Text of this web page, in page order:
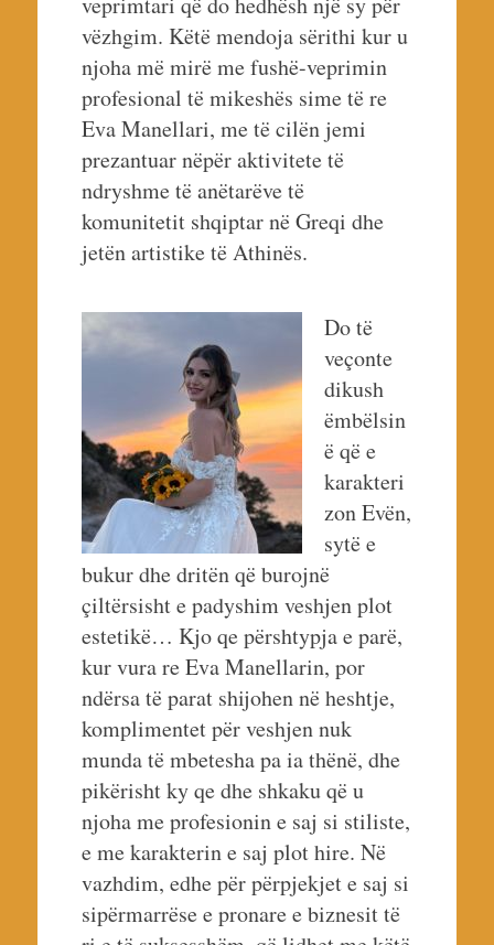
vëzhgim. Këtë mendoja sërithi kur u
njoha më mirë me fushë-veprimin
profesional të mikeshës sime të re
Eva Manellari, me të cilën jemi
prezantuar nëpër aktivitete të
ndryshme të anëtarëve të
komunitetit shqiptar në Greqi dhe
jetën artistike të Athinës.
Do të
veçonte
dikush
ëmbëlsin
ë që e
karakteri
zon Evën,
sytë e
bukur dhe dritën që burojnë
çiltërsisht e padyshim veshjen plot
estetikë… Kjo qe përshtypja e parë,
kur vura re Eva Manellarin, por
ndërsa të parat shijohen në heshtje,
komplimentet për veshjen nuk
munda të mbetesha pa ia thënë, dhe
pikërisht ky qe dhe shkaku që u
njoha me profesionin e saj si stiliste,
e me karakterin e saj plot hire. Në
vazhdim, edhe për përpjekjet e saj si
sipërmarrëse e pronare e biznesit të